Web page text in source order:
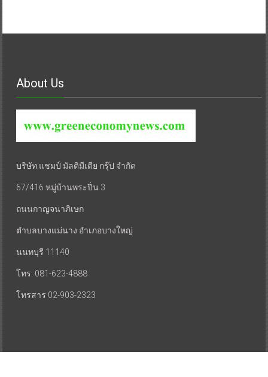
About Us
บริษัท แชมป์ มัลติมีเดีย กรุ๊ป จำกัด
67/416 หมู่บ้านพระปิ่น 3
ถนนกาญจนาภิเษก
ตำบลบางแม่นาง อำเภอบางใหญ่
นนทบุรี 11140
โทร. 081-623-4888
โทรสาร 02-903-2323